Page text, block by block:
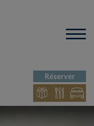
Réserver